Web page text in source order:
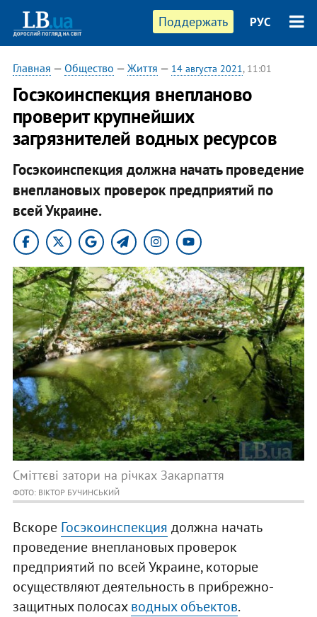
Поддержать РУС
Главная — Общество — Життя — 14 августа 2021, 11:01
Госэкоинспекция внепланово
проверит крупнейших
загрязнителей водных ресурсов
Госэкоинспекция должна начать проведение
внеплановых проверок предприятий по
всей Украине.
Сміттєві затори на річках Закарпаття
ФОТО: ВІКТОР БУЧИНСЬКИЙ
Вскоре Госэкоинспекция должна начать
проведение внеплановых проверок
предприятий по всей Украине, которые
осуществляют деятельность в прибрежно-
защитных полосахводных объектов.